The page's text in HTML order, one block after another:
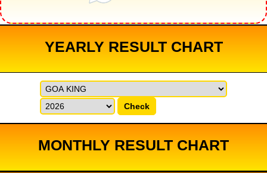
YEARLY RESULT CHART
Check
MONTHLY RESULT CHART